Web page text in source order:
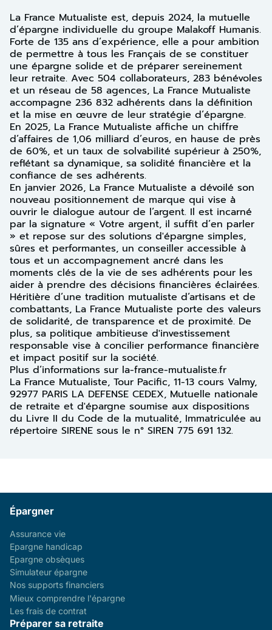
La France Mutualiste est, depuis 2024, la mutuelle
d’épargne individuelle du groupe Malakoff Humanis.
Forte de 135 ans d’expérience, elle a pour ambition
de permettre à tous les Français de se constituer
une épargne solide et de préparer sereinement
leur retraite. Avec 504 collaborateurs, 283 bénévoles
et un réseau de 58 agences, La France Mutualiste
accompagne 236 832 adhérents dans la définition
et la mise en œuvre de leur stratégie d’épargne.
En 2025, La France Mutualiste affiche un chiffre
d’affaires de 1,06 milliard d’euros, en hause de près
de 60%, et un taux de solvabilité supérieur à 250%,
reflétant sa dynamique, sa solidité financière et la
confiance de ses adhérents.
En janvier 2026, La France Mutualiste a dévoilé son
nouveau positionnement de marque qui vise à
ouvrir le dialogue autour de l’argent. Il est incarné
par la signature « Votre argent, il suffit d’en parler
» et repose sur des solutions d'épargne simples,
sûres et performantes, un conseiller accessible à
tous et un accompagnement ancré dans les
moments clés de la vie de ses adhérents pour les
aider à prendre des décisions financières éclairées.
Héritière d’une tradition mutualiste d’artisans et de
combattants, La France Mutualiste porte des valeurs
de solidarité, de transparence et de proximité. De
plus, sa politique ambitieuse d'investissement
responsable vise à concilier performance financière
et impact positif sur la société.
Plus d’informations sur la-france-mutualiste.fr
La France Mutualiste, Tour Pacific, 11-13 cours Valmy,
92977 PARIS LA DEFENSE CEDEX, Mutuelle nationale
de retraite et d'épargne soumise aux dispositions
du Livre II du Code de la mutualité, Immatriculée au
répertoire SIRENE sous le n° SIREN 775 691 132.
Épargner
Assurance vie
Epargne handicap
Epargne obsèques
Simulateur épargne
Nos supports financiers
Mieux comprendre l'épargne
Les frais de contrat
Préparer sa retraite